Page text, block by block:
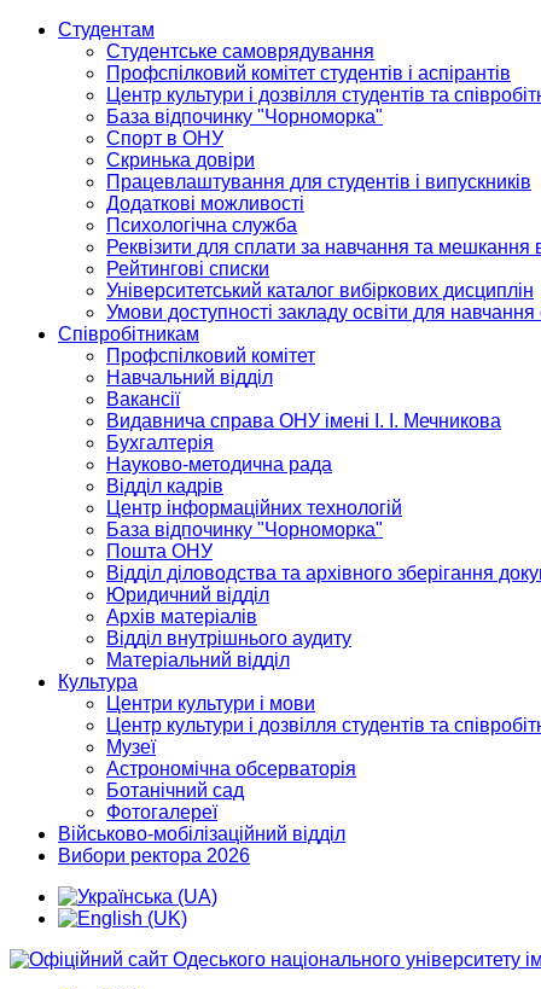
Студентам
Студентське самоврядування
Профспілковий комітет студентів і аспірантів
Центр культури і дозвілля студентів та
База відпочинку "Чорноморка"
Спорт в ОНУ
Скринька довіри
Працевлаштування для студентів і випускників
Додаткові можливості
Психологічна служба
Реквізити для сплати за навчання та мешкання
Рейтингові списки
Університетський каталог вибіркових дисциплін
Умови доступності закладу освіти для
Співробітникам
Профспілковий комітет
Навчальний відділ
Вакансії
Видавнича справа ОНУ імені І. І. Мечникова
Бухгалтерія
Науково-методична рада
Відділ кадрів
Центр інформаційних технологій
База відпочинку "Чорноморка"
Пошта ОНУ
Відділ діловодства та архівного зберігання
Юридичний відділ
Архів матеріалів
Відділ внутрішнього аудиту
Матеріальний відділ
Культура
Центри культури і мови
Центр культури і дозвілля студентів та
Музеї
Астрономічна обсерваторія
Ботанічний сад
Фотогалереї
Військово-мобілізаційний відділ
Вибори ректора 2026